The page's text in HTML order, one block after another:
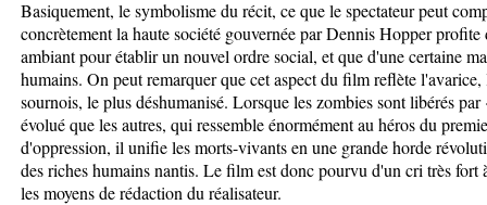
Basiquement, le symbolisme du récit, ce que le spectateur peut
concrètement la haute société gouvernée par Dennis Hopper
ambiant pour établir un nouvel ordre social, et que d'une certaine
humains. On peut remarquer que cet aspect du film reflète
sournois, le plus déshumanisé. Lorsque les zombies sont libérés
évolué que les autres, qui ressemble énormément au héros du
d'oppression, il unifie les morts-vivants en une grande horde
des riches humains nantis. Le film est donc pourvu d'un cri très fort
les moyens de rédaction du réalisateur.